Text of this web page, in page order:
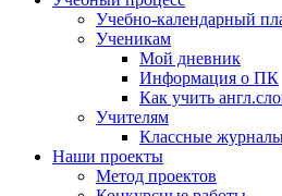
Учебно-календарный
Ученикам
Мой дневник
Информация о ПК
Как учить
Учителям
Классные
Наши проекты
Метод проектов